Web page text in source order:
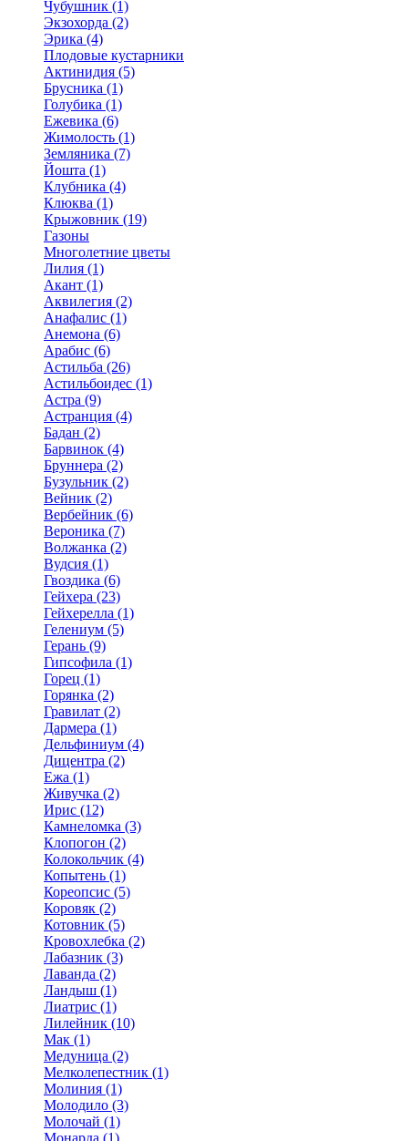
Чубушник (1)
Экзохорда (2)
Эрика (4)
Плодовые кустарники
Актинидия (5)
Брусника (1)
Голубика (1)
Ежевика (6)
Жимолость (1)
Земляника (7)
Йошта (1)
Клубника (4)
Клюква (1)
Крыжовник (19)
Газоны
Многолетние цветы
Лилия (1)
Акант (1)
Аквилегия (2)
Анафалис (1)
Анемона (6)
Арабис (6)
Астильба (26)
Астильбоидес (1)
Астра (9)
Астранция (4)
Бадан (2)
Барвинок (4)
Бруннера (2)
Бузульник (2)
Вейник (2)
Вербейник (6)
Вероника (7)
Волжанка (2)
Вудсия (1)
Гвоздика (6)
Гейхера (23)
Гейхерелла (1)
Гелениум (5)
Герань (9)
Гипсофила (1)
Горец (1)
Горянка (2)
Гравилат (2)
Дармера (1)
Дельфиниум (4)
Дицентра (2)
Ежа (1)
Живучка (2)
Ирис (12)
Камнеломка (3)
Клопогон (2)
Колокольчик (4)
Копытень (1)
Кореопсис (5)
Коровяк (2)
Котовник (5)
Кровохлебка (2)
Лабазник (3)
Лаванда (2)
Ландыш (1)
Лиатрис (1)
Лилейник (10)
Мак (1)
Медуница (2)
Мелколепестник (1)
Молиния (1)
Молодило (3)
Молочай (1)
Монарда (1)